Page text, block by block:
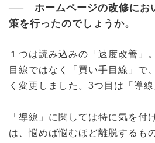
── ホームページの改修にお
策を行ったのでしょうか。
１つは読み込みの「速度改善」
目線ではなく「買い手目線」で
く変更しました。3つ目は「導線
「導線」に関しては特に気を付
は、悩めば悩むほど離脱するも